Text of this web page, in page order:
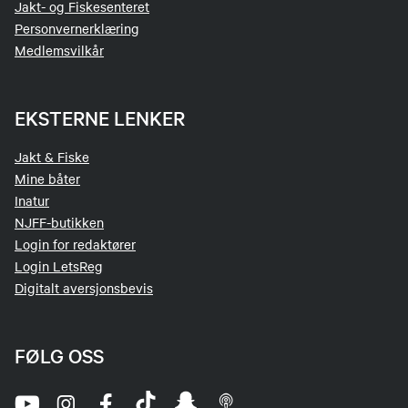
Max 15 deltakere.
Søndag 23.11:
behov. Vi tar også og peiler oss inn på en av de
åpne koiene denne dagen og tar lunsj der.
Pris: 100,- for medl./ 200,- ikke-medl.
Max 15 deltakere.
(Det kan hende vi bytter om dag på hare/rådyr)
lavvoene og de som ønsker kan overnatte her.
Dette blir utgangspunktet for helgen.
Jakt- og Fiskesenteret
Personvernerklæring
Medlemsvilkår
EKSTERNE LENKER
Jakt & Fiske
Mine båter
Inatur
NJFF-butikken
Login for redaktører
Login LetsReg
Digitalt aversjonsbevis
FØLG OSS